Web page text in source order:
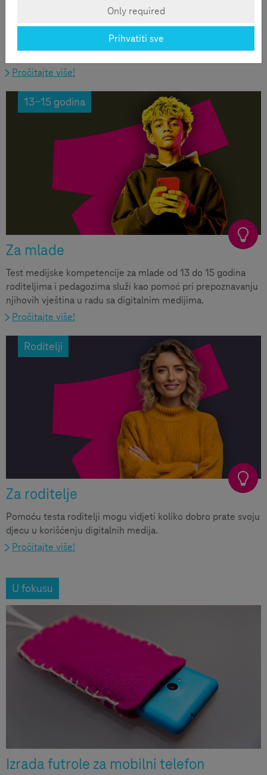
Test medijske kompetencije za djecu od 9 do 12 godina
roditeljima i pedagozima služi kao pomoć pri prepoznavanju
Pročitajte više!
13-15 godina
Za mlade
Test medijske kompetencije za mlade od 13 do 15 godina
roditeljima i pedagozima služi kao pomoć pri prepoznavanju
njihovih vještina u radu sa digitalnim medijima.
Pročitajte više!
Roditelji
Za roditelje
Pomoću testa roditelji mogu vidjeti koliko dobro prate svoju
djecu u korišćenju digitalnih medija.
Pročitajte više!
U fokusu
Izrada futrole za mobilni telefon
Only required
Prihvatiti sve